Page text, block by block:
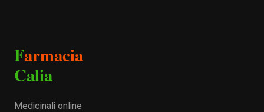
Farmacia
Calia
Medicinali online